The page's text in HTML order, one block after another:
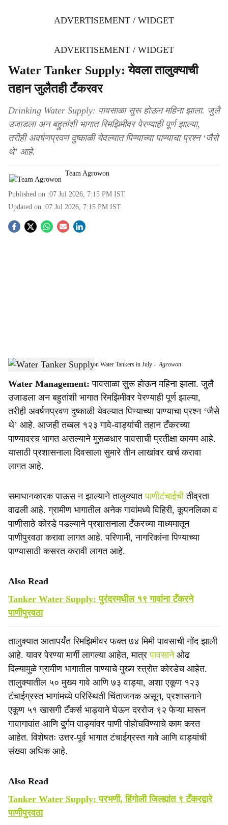
ADVERTISEMENT / WIDGET
ADVERTISEMENT / WIDGET
Water Tanker Supply: येवला तालुक्याची
तहान जुलैतही टँकरवर
Drinking Water Supply: पावसाळा सुरू होऊन महिना झाला. जुलै
उजाडला अन बहुतांशी भागात रिमझिमीवर पेरण्याही पूर्ण झाल्या,
तरीही अवर्षणप्रवण दुष्काळी येवल्यात पिण्याच्या पाण्याचा प्रश्न ‘जैसे
थे’ आहे.
Team Agrowon
Published on :07 Jul 2026, 7:15 PM IST
Updated on :07 Jul 2026, 7:15 PM IST
S
a
r
e
123 Villages in Yeola Still Depend on Water Tankers in July -Agrowon
Water Management: पावसाळा सुरू होऊन महिना झाला. जुलै
उजाडला अन बहुतांशी भागात रिमझिमीवर पेरण्याही पूर्ण झाल्या,
तरीही अवर्षणप्रवण दुष्काळी येवल्यात पिण्याच्या पाण्याचा प्रश्न ‘जैसे
थे’ आहे. आजही तब्बल १२३ गावे-वाड्यांची तहान टँकरच्या
पाण्यावरच भागत असल्याने मुसळधार पावसाची प्रतीक्षा कायम आहे.
यासाठी प्रशासनाला दिवसाला सुमारे तीन लाखांवर खर्च करावा
लागत आहे.
समाधानकारक पाऊस न झाल्याने तालुक्यातपाणीटंचाईचीतीव्रता
वाढली आहे. ग्रामीण भागातील अनेक गावांमध्ये विहिरी, कूपनलिका व
पाणीसाठे कोरडे पडल्याने प्रशासनाला टँकरच्या माध्यमातून
पाणीपुरवठा करावा लागत आहे. परिणामी, नागरिकांना पिण्याच्या
पाण्यासाठी कसरत करावी लागत आहे.
Also Read
Tanker Water Supply: पुरंदरमधील १९ गावांना टँकरने
पाणीपुरवठा
तालुक्यात आतापर्यंत रिमझिमीवर फक्त ७४ मिमी पावसाची नोंद झाली
आहे. यावर पेरण्या मार्गी लागल्या आहेत, मात्रपावसाने ओढ
दिल्यामुळे ग्रामीण भागातील पाण्याचे मुख्य स्त्रोत कोरडेच आहेत.
तालुक्यातील ५० मुख्य गावे आणि ७३ वाड्या, अशा एकूण १२३
टंचाईग्रस्त भागांमध्ये परिस्थिती चिंताजनक असून, प्रशासनाने
एकूण ५१ खासगी टँकर्स भाड्याने घेऊन दररोज ९२ फेऱ्या मारून
गावागावांत आणि दुर्गम वाड्यांवर पाणी पोहोचविण्याचे काम करत
आहेत. विशेषतः उत्तर-पूर्व भागात टंचाईग्रस्त गावे आणि वाड्यांची
संख्या अधिक आहे.
Also Read
Tanker Water Supply: परभणी, हिंगोली जिल्ह्यांत ९ टँकरद्वारे
पाणीपुरवठा